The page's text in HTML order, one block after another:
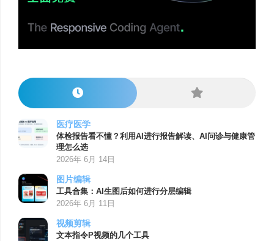
医疗医学
体检报告看不懂？利用AI进行报告解读、AI问诊与健康管
理怎么选
2026年 6月 14日
图片编辑
工具合集：AI生图后如何进行分层编辑
2026年 6月 11日
视频剪辑
文本指令P视频的几个工具